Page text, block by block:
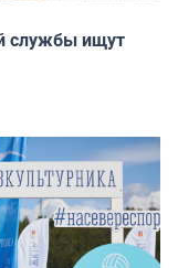
службы ищут